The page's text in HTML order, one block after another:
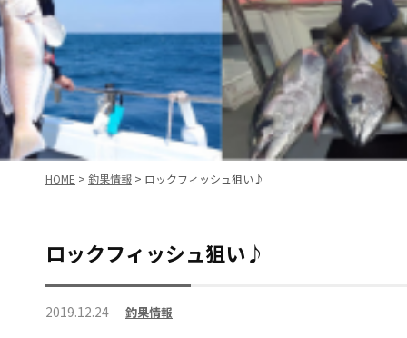
HOME > 釣果情報 > ロックフィッシュ狙い♪
ロックフィッシュ狙い♪
2019.12.24 釣果情報